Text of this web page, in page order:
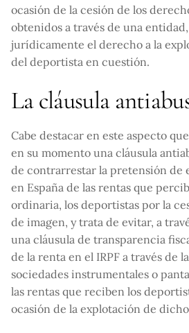
ocasión de la cesión de los
obtenidos a través de una
jurídicamente el derecho a la
del deportista en cuestión.
La cláusula
Cabe destacar en este aspecto
en su momento una cláusula
de contrarrestar la pretensión de
en España de las rentas que
ordinaria, los deportistas por la
de imagen, y trata de evitar, a
una cláusula de transparencia
de la renta en el IRPF a través de
sociedades instrumentales o
las rentas que reciben los
ocasión de la explotación de